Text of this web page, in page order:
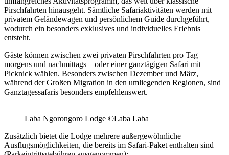
Pirschfahrten hinausgeht. Sämtliche Safariaktivitäten werden mit
privatem Geländewagen und persönlichem Guide durchgeführt,
wodurch ein besonders exklusives und individuelles Erlebnis
entsteht.
Gäste können zwischen zwei privaten Pirschfahrten pro Tag –
morgens und nachmittags – oder einer ganztägigen Safari mit
Picknick wählen. Besonders zwischen Dezember und März,
während der Großen Migration in den umliegenden Regionen, sind
Ganztagessafaris besonders empfehlenswert.
Laba Ngorongoro Lodge ©Laba Laba
Zusätzlich bietet die Lodge mehrere außergewöhnliche
Ausflugsmöglichkeiten, die bereits im Safari-Paket enthalten sind